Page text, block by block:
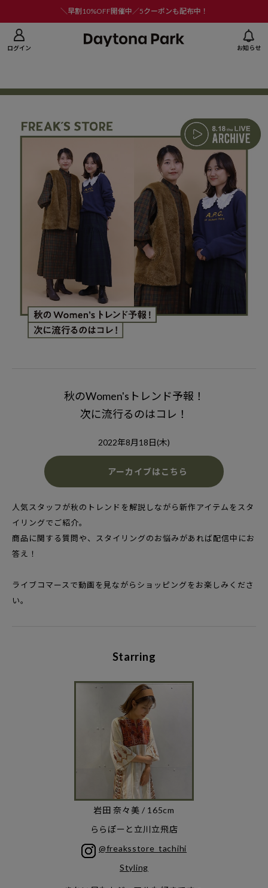
＼早割10%OFF開催中／5クーポンも配布中！
ログイン お知らせ
秋のWomen'sトレンド予報！
次に流行るのはコレ！
2022年8月18日(木)
アーカイブはこちら
人気スタッフが秋のトレンドを解説しながら新作アイテムをスタ
イリングでご紹介。
商品に関する質問や、スタイリングのお悩みがあれば配信中にお
答え！
ライブコマースで動画を見ながらショッピングをお楽しみくださ
い。
Starring
岩田 奈々美 / 165cm
ららぽーと立川立飛店
@freaksstore_tachihi
Styling